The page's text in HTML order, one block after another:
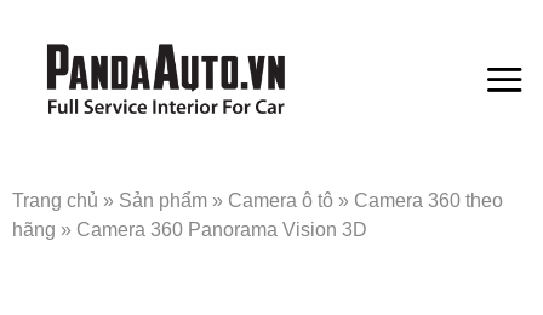
Trang chủ » Sản phẩm » Camera ô tô » Camera 360 theo
hãng » Camera 360 Panorama Vision 3D